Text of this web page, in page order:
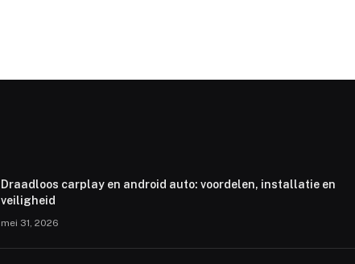
Draadloos carplay en android auto: voordelen, installatie en
veiligheid
mei 31, 2026